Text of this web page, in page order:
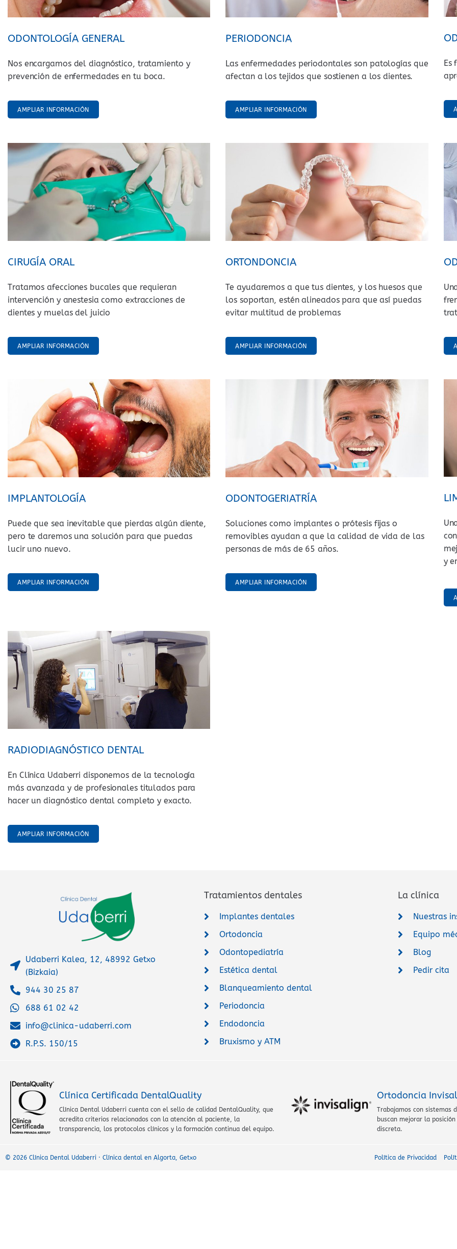
ODONTOLOGÍA GENERAL
Nos encargamos del diagnóstico, tratamiento y
prevención de enfermedades en tu boca.
AMPLIAR INFORMACIÓN
PERIODONCIA
Las enfermedades periodontales son patologías que
afectan a los tejidos que sostienen a los dientes.
AMPLIAR INFORMACIÓN
CIRUGÍA ORAL
Tratamos afecciones bucales que requieran
intervención y anestesia como extracciones de
dientes y muelas del juicio
AMPLIAR INFORMACIÓN
ORTONDONCIA
Te ayudaremos a que tus dientes, y los huesos que
los soportan, estén alineados para que así puedas
evitar multitud de problemas
AMPLIAR INFORMACIÓN
IMPLANTOLOGÍA
Puede que sea inevitable que pierdas algún diente,
pero te daremos una solución para que puedas
lucir uno nuevo.
AMPLIAR INFORMACIÓN
ODONTOGERIATRÍA
Soluciones como implantes o prótesis fijas o
removibles ayudan a que la calidad de vida de las
personas de más de 65 años.
AMPLIAR INFORMACIÓN
y
RADIODIAGNÓSTICO DENTAL
En Clínica Udaberri disponemos de la tecnología
más avanzada y de profesionales titulados para
hacer un diagnóstico dental completo y exacto.
AMPLIAR INFORMACIÓN
Udaberri Kalea, 12, 48992 Getxo
(Bizkaia)
944 30 25 87
688 61 02 42
info@clinica-udaberri.com
R.P.S. 150/15
Tratamientos dentales
Implantes dentales
Ortodoncia
Odontopediatría
Estética dental
Blanqueamiento dental
Periodoncia
Endodoncia
Bruxismo y ATM
La clínica
Nuestras
Equipo
Blog
Pedir cita
Clínica Certificada DentalQuality
Clínica Dental Udaberri cuenta con el sello de calidad DentalQuality, que
acredita criterios relacionados con la atención al paciente, la
transparencia, los protocolos clínicos y la formación continua del equipo.
Ortodoncia
Trabajamos con sistemas
buscan mejorar la
discreta.
© 2026 Clínica Dental Udaberri · Clínica dental en Algorta, Getxo Política de Privacidad